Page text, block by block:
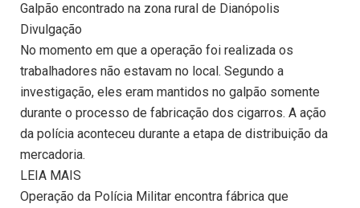
Galpão encontrado na zona rural de Dianópolis
Divulgação
No momento em que a operação foi realizada os
trabalhadores não estavam no local. Segundo a
investigação, eles eram mantidos no galpão somente
durante o processo de fabricação dos cigarros. A ação
da polícia aconteceu durante a etapa de distribuição da
mercadoria.
LEIA MAIS
Operação da Polícia Militar encontra fábrica que